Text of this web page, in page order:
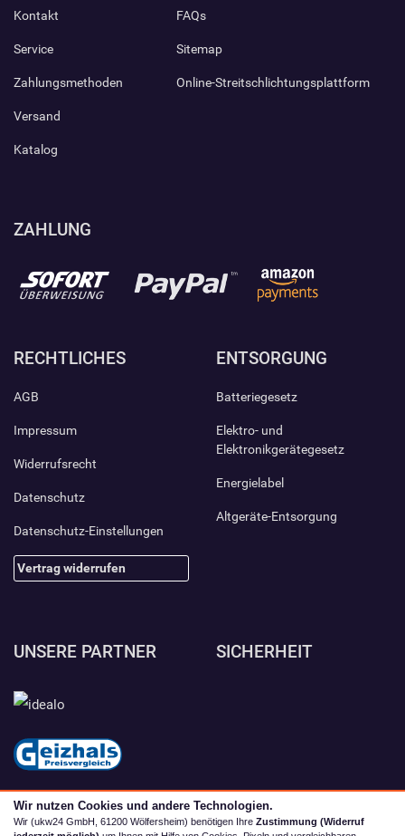
Kontakt
Service
Zahlungsmethoden
Versand
Katalog
FAQs
Sitemap
Online-Streitschlichtungsplattform
ZAHLUNG
RECHTLICHES
AGB
Impressum
Widerrufsrecht
Datenschutz
Datenschutz-Einstellungen
Vertrag widerrufen
ENTSORGUNG
Batteriegesetz
Elektro- und
Elektronikgerätegesetz
Energielabel
Altgeräte-Entsorgung
UNSERE PARTNER SICHERHEIT
Wir nutzen Cookies und andere Technologien.
Wir (ukw24 GmbH, 61200 Wölfersheim) benötigen Ihre Zustimmung (Widerruf